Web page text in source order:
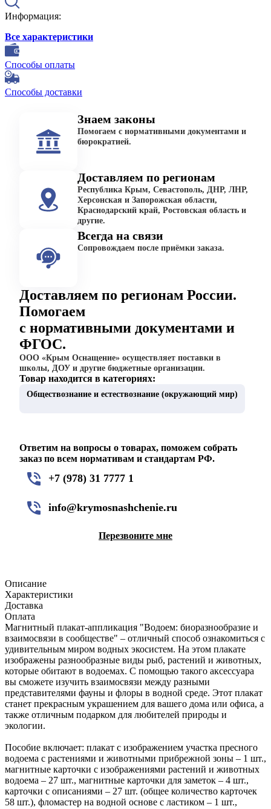
Информация:
Все характеристики
Способы оплаты
Способы доставки
Знаем законы
Помогаем с нормативными документами и
бюрократией.
Доставляем по регионам
Республика Крым, Севастополь, ДНР, ЛНР,
Херсонская и Запорожская области,
Краснодарский край, Ростовская область и
другие.
Всегда на связи
Сопровождаем после приёмки заказа.
Доставляем по регионам России.
Помогаем
с нормативными документами и
ФГОС.
ООО «Крым Оснащение» осуществляет поставки в
школы, ДОУ и другие бюджетные организации.
Товар находится в категориях:
Обществознание и естествознание (окружающий мир)
Ответим на вопросы о товарах, поможем собрать
заказ по всем нормативам и стандартам РФ.
+7 (978) 31 7777 1
info@krymosnashchenie.ru
Перезвоните мне
Описание
Характеристики
Доставка
Оплата
Магнитный плакат-аппликация "Водоем: биоразнообразие и
взаимосвязи в сообществе" – отличный способ ознакомиться с
удивительным миром водных экосистем. На этом плакате
изображены разнообразные виды рыб, растений и животных,
которые обитают в водоемах. С помощью такого аксессуара
вы сможете изучить взаимосвязи между разными
представителями фауны и флоры в водной среде. Этот плакат
станет прекрасным украшением для вашего дома или офиса, а
также отличным подарком для любителей природы и
экологии.
Пособие включает: плакат с изображением участка пресного
водоема с растениями и животными прибрежной зоны – 1 шт.,
магнитные карточки с изображениями растений и животных
водоема – 27 шт., магнитные карточки для заметок – 4 шт.,
карточки с описаниями – 27 шт. (общее количество карточек
58 шт.), фломастер на водной основе с ластиком – 1 шт.,